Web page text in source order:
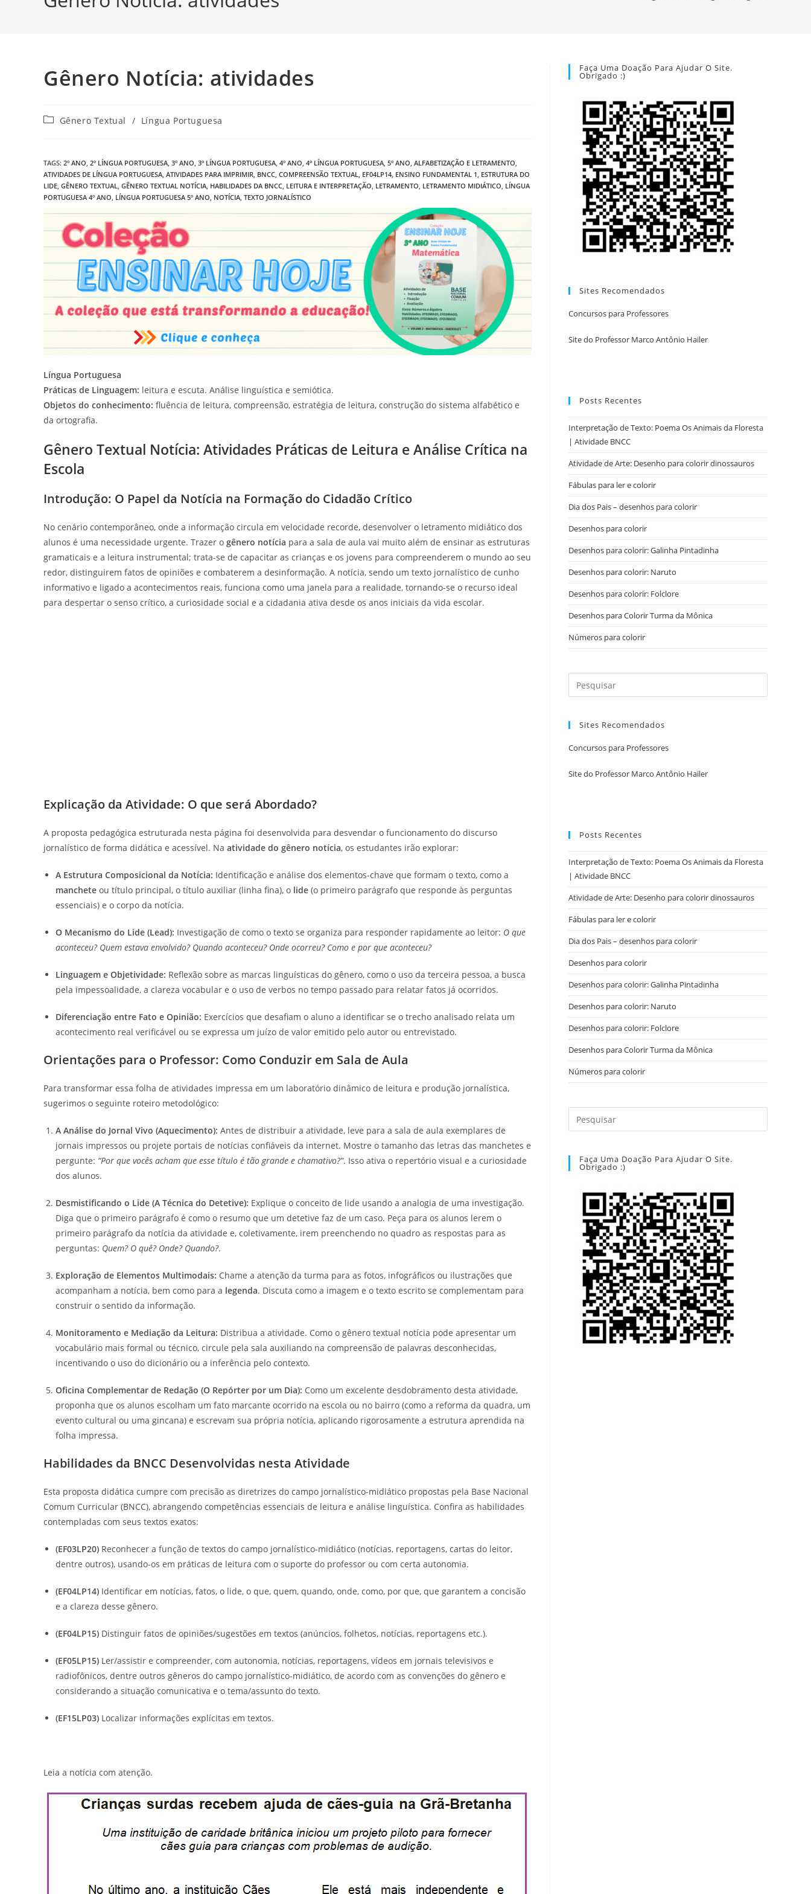
Gênero Notícia: atividades
Categoria
Gênero Textual / Língua Portuguesa
TAGS: 2º ANO, 2º LÍNGUA PORTUGUESA, 3º ANO, 3º LÍNGUA PORTUGUESA, 4º ANO, 4º LÍNGUA PORTUGUESA, 5º ANO, ALFABETIZAÇÃO E LETRAMENTO,
ATIVIDADES DE LÍNGUA PORTUGUESA, ATIVIDADES PARA IMPRIMIR, BNCC, COMPREENSÃO TEXTUAL, EF04LP14, ENSINO FUNDAMENTAL 1, ESTRUTURA DO
LIDE, GÊNERO TEXTUAL, GÊNERO TEXTUAL NOTÍCIA, HABILIDADES DA BNCC, LEITURA E INTERPRETAÇÃO, LETRAMENTO, LETRAMENTO MIDIÁTICO, LÍNGUA
PORTUGUESA 4º ANO, LÍNGUA PORTUGUESA 5º ANO, NOTÍCIA, TEXTO JORNALÍSTICO
Língua Portuguesa
Práticas de Linguagem: leitura e escuta. Análise linguística e semiótica.
Objetos do conhecimento: fluência de leitura, compreensão, estratégia de leitura, construção do sistema alfabético e
da ortografia.
Gênero Textual Notícia: Atividades Práticas de Leitura e Análise Crítica na
Escola
Introdução: O Papel da Notícia na Formação do Cidadão Crítico
No cenário contemporâneo, onde a informação circula em velocidade recorde, desenvolver o letramento midiático dos
alunos é uma necessidade urgente. Trazer o gênero notícia para a sala de aula vai muito além de ensinar as estruturas
gramaticais e a leitura instrumental; trata-se de capacitar as crianças e os jovens para compreenderem o mundo ao seu
redor, distinguirem fatos de opiniões e combaterem a desinformação. A notícia, sendo um texto jornalístico de cunho
informativo e ligado a acontecimentos reais, funciona como uma janela para a realidade, tornando-se o recurso ideal
para despertar o senso crítico, a curiosidade social e a cidadania ativa desde os anos iniciais da vida escolar.
Explicação da Atividade: O que será Abordado?
A proposta pedagógica estruturada nesta página foi desenvolvida para desvendar o funcionamento do discurso
jornalístico de forma didática e acessível. Na atividade do gênero notícia, os estudantes irão explorar:
A Estrutura Composicional da Notícia: Identificação e análise dos elementos-chave que formam o texto, como a
manchete ou título principal, o título auxiliar (linha fina), o lide (o primeiro parágrafo que responde às perguntas
essenciais) e o corpo da notícia.
O Mecanismo do Lide (Lead): Investigação de como o texto se organiza para responder rapidamente ao leitor: O que
aconteceu? Quem estava envolvido? Quando aconteceu? Onde ocorreu? Como e por que aconteceu?
Linguagem e Objetividade: Reflexão sobre as marcas linguísticas do gênero, como o uso da terceira pessoa, a busca
pela impessoalidade, a clareza vocabular e o uso de verbos no tempo passado para relatar fatos já ocorridos.
Diferenciação entre Fato e Opinião: Exercícios que desafiam o aluno a identificar se o trecho analisado relata um
acontecimento real verificável ou se expressa um juízo de valor emitido pelo autor ou entrevistado.
Orientações para o Professor: Como Conduzir em Sala de Aula
Para transformar essa folha de atividades impressa em um laboratório dinâmico de leitura e produção jornalística,
sugerimos o seguinte roteiro metodológico:
A Análise do Jornal Vivo (Aquecimento): Antes de distribuir a atividade, leve para a sala de aula exemplares de
jornais impressos ou projete portais de notícias confiáveis da internet. Mostre o tamanho das letras das manchetes e
pergunte: “Por que vocês acham que esse título é tão grande e chamativo?”. Isso ativa o repertório visual e a curiosidade
dos alunos.
Desmistificando o Lide (A Técnica do Detetive): Explique o conceito de lide usando a analogia de uma investigação.
Diga que o primeiro parágrafo é como o resumo que um detetive faz de um caso. Peça para os alunos lerem o
primeiro parágrafo da notícia da atividade e, coletivamente, irem preenchendo no quadro as respostas para as
perguntas: Quem? O quê? Onde? Quando?.
Exploração de Elementos Multimodais: Chame a atenção da turma para as fotos, infográficos ou ilustrações que
acompanham a notícia, bem como para a legenda. Discuta como a imagem e o texto escrito se complementam para
construir o sentido da informação.
Monitoramento e Mediação da Leitura: Distribua a atividade. Como o gênero textual notícia pode apresentar um
vocabulário mais formal ou técnico, circule pela sala auxiliando na compreensão de palavras desconhecidas,
incentivando o uso do dicionário ou a inferência pelo contexto.
Oficina Complementar de Redação (O Repórter por um Dia): Como um excelente desdobramento desta atividade,
proponha que os alunos escolham um fato marcante ocorrido na escola ou no bairro (como a reforma da quadra, um
evento cultural ou uma gincana) e escrevam sua própria notícia, aplicando rigorosamente a estrutura aprendida na
folha impressa.
Habilidades da BNCC Desenvolvidas nesta Atividade
Esta proposta didática cumpre com precisão as diretrizes do campo jornalístico-midiático propostas pela Base Nacional
Comum Curricular (BNCC), abrangendo competências essenciais de leitura e análise linguística. Confira as habilidades
contempladas com seus textos exatos:
(EF03LP20) Reconhecer a função de textos do campo jornalístico-midiático (notícias, reportagens, cartas do leitor,
dentre outros), usando-os em práticas de leitura com o suporte do professor ou com certa autonomia.
(EF04LP14) Identificar em notícias, fatos, o lide, o que, quem, quando, onde, como, por que, que garantem a concisão
e a clareza desse gênero.
(EF04LP15) Distinguir fatos de opiniões/sugestões em textos (anúncios, folhetos, notícias, reportagens etc.).
(EF05LP15) Ler/assistir e compreender, com autonomia, notícias, reportagens, vídeos em jornais televisivos e
radiofônicos, dentre outros gêneros do campo jornalístico-midiático, de acordo com as convenções do gênero e
considerando a situação comunicativa e o tema/assunto do texto.
(EF15LP03) Localizar informações explícitas em textos.
Leia a notícia com atenção.
Faça Uma Doação Para Ajudar O Site.
Obrigado :)
Sites Recomendados
Concursos para Professores
Site do Professor Marco Antônio Hailer
Posts Recentes
Interpretação de Texto: Poema Os Animais da Floresta
| Atividade BNCC
Atividade de Arte: Desenho para colorir dinossauros
Fábulas para ler e colorir
Dia dos Pais – desenhos para colorir
Desenhos para colorir
Desenhos para colorir: Galinha Pintadinha
Desenhos para colorir: Naruto
Desenhos para colorir: Folclore
Desenhos para Colorir Turma da Mônica
Números para colorir
Sites Recomendados
Concursos para Professores
Site do Professor Marco Antônio Hailer
Posts Recentes
Interpretação de Texto: Poema Os Animais da Floresta
| Atividade BNCC
Atividade de Arte: Desenho para colorir dinossauros
Fábulas para ler e colorir
Dia dos Pais – desenhos para colorir
Desenhos para colorir
Desenhos para colorir: Galinha Pintadinha
Desenhos para colorir: Naruto
Desenhos para colorir: Folclore
Desenhos para Colorir Turma da Mônica
Números para colorir
Faça Uma Doação Para Ajudar O Site.
Obrigado :)